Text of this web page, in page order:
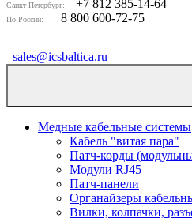
Санкт-Петербург: +7 812 385-14-64
По России: 8 800 600-72-75
sales@icsbaltica.ru
Медные кабельные системы
Кабель "витая пара"
Патч-корды
Модули RJ45
Патч-панели
Органайзеры
Вилки, колпачки,